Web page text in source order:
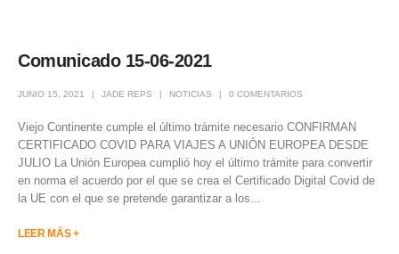
Comunicado 15-06-2021
JUNIO 15, 2021 JADE REPS NOTICIAS 0 COMENTARIOS
Viejo Continente cumple el último trámite necesario CONFIRMAN
CERTIFICADO COVID PARA VIAJES A UNIÓN EUROPEA DESDE
JULIO La Unión Europea cumplió hoy el último trámite para convertir
en norma el acuerdo por el que se crea el Certificado Digital Covid de
la UE con el que se pretende garantizar a los...
LEER MÁS +